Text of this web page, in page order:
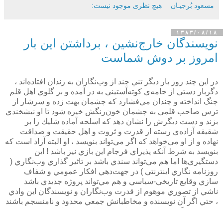
مسعود بُرجيـان هیچ نظری موجود نیست:
۱۳۸۳/۰۸/۱۸
نويسندگان خارج‌نشين ، برداشتن اين بار
امروز بر دوش شماست
در اين چند روز بار ديگر تني چند از وب‌نگاران به زندان افتاده‌اند ،
دگربار دستي از جامه‌ي كوته‌آستيني به در آمده و بر گلوي اهل قلم
چنگ انداخته و چندان مي‌فشارد كه چشمان بهت زده و سرشار از
ترس صاحب قلمي به چشمان خون‌رنگش خيره شود تا او نيشخندي
بزند و دست ديگرش را نشان دهد كه اسلحه آماده شليك را بر
شقيقه آزاده‌ي رسته از قدرت و ثروت و اهل حقيقت و صداقت
نهاده و از او مي‌خواهد كه اگر مي‌تواند بنويسد ، او البته آزاد است كه
بنويسد به شرط آنكه پذيراي فرجام اين بازي نيز باشد ! اين
دستگيري‌ها اما هم مي‌تواند سندي باشد بر تاثير گذاري وب‌نگاري (
روزنامه نگاري اينترنتي ) در جهت‌دهي افكار عمومي و شفاف
سازي وقايع تاريخي-سياسي و هم مي‌تواند پروژه جديدي باشد
ناشي از تصوري موهوم از قدرت وب‌نگاران و نويسندگان اين وادي
، حتي اگر آن نويسنده و مخاطبانش جمعي محدود و نامنسجم باشند